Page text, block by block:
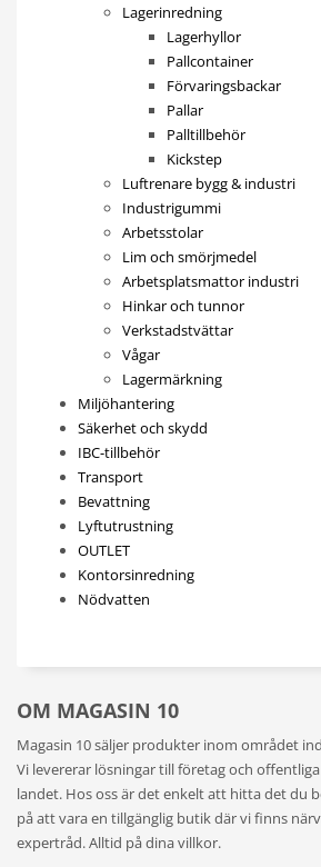
Lagerinredning
Lagerhyllor
Pallcontainer
Förvaringsbackar
Pallar
Palltillbehör
Kickstep
Luftrenare bygg & industri
Industrigummi
Arbetsstolar
Lim och smörjmedel
Arbetsplatsmattor industri
Hinkar och tunnor
Verkstadstvättar
Vågar
Lagermärkning
Miljöhantering
Säkerhet och skydd
IBC-tillbehör
Transport
Bevattning
Lyftutrustning
OUTLET
Kontorsinredning
Nödvatten
OM MAGASIN 10
Magasin 10 säljer produkter inom området
Vi levererar lösningar till företag och
landet. Hos oss är det enkelt att hitta det du
på att vara en tillgänglig butik där vi finns
expertråd. Alltid på dina villkor.